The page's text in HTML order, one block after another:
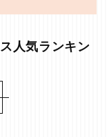
人気ランキン